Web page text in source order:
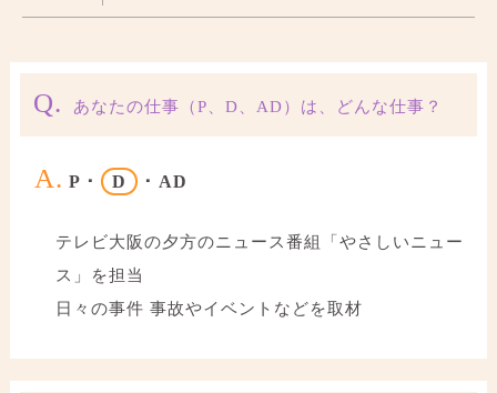
Q. あなたの仕事（P、D、AD）は、どんな仕事？
A. P ･ D ･ AD
テレビ大阪の夕方のニュース番組「やさしいニュー
ス」を担当
日々の事件 事故やイベントなどを取材